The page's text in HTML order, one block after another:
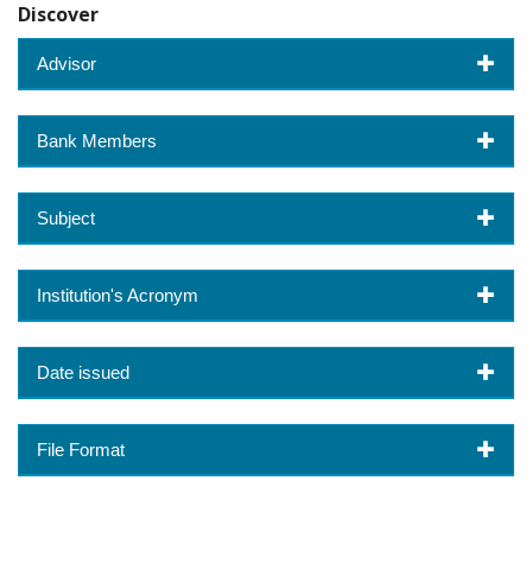
Discover
Advisor
Bank Members
Subject
Institution's Acronym
Date issued
File Format